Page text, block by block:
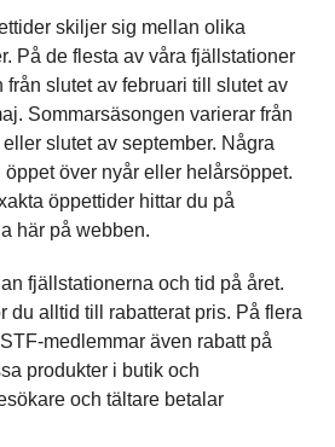
skiljer sig mellan olika
På de flesta av våra fjällstationer
från slutet av februari till slutet av
Sommarsäsongen varierar från
slutet av september. Några
över nyår eller helårsöppet.
öppettider hittar du på
här på webben.
fjällstationerna och tid på året.
du alltid till rabatterat pris. På flera
medlemmar även rabatt på
produkter i butik och
och tältare betalar